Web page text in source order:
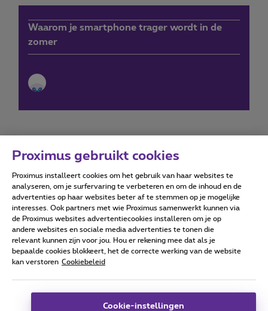
Waarom je smartphone trager wordt in de
zomer
Forumvoorwaarden Accessibility statement
Alle rechten voorbehouden. © Proximus
Algemene voorwaarden, consumenteninfo
Deze website is gecreëerd en wordt beheerd conform het
Proximus gebruikt cookies
Proximus installeert cookies om het gebruik van haar websites te
analyseren, om je surfervaring te verbeteren en om de inhoud en de
advertenties op haar websites beter af te stemmen op je mogelijke
interesses. Ook partners met wie Proximus samenwerkt kunnen via
de Proximus websites advertentiecookies installeren om je op
andere websites en sociale media advertenties te tonen die
relevant kunnen zijn voor jou. Hou er rekening mee dat als je
bepaalde cookies blokkeert, het de correcte werking van de website
kan verstoren Cookiebeleid
Cookie-instellingen